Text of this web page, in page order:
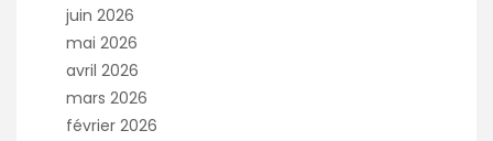
juin 2026
mai 2026
avril 2026
mars 2026
février 2026